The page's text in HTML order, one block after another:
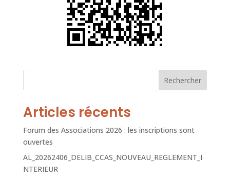
Rechercher
Articles récents
Forum des Associations 2026 : les inscriptions sont
ouvertes
AL_20262406_DELIB_CCAS_NOUVEAU_REGLEMENT_I
NTERIEUR